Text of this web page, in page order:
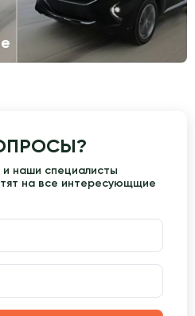
наши специалисты
на все интересующщие